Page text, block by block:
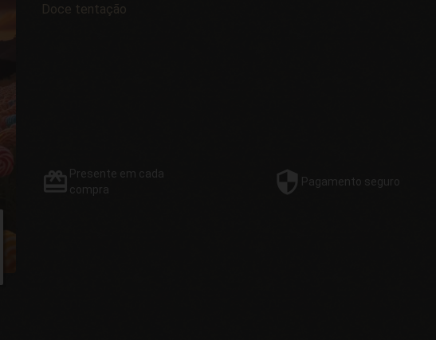
Doce tentação
Presente em cada
compra
Pagamento seguro